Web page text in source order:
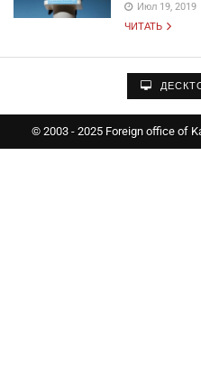
Июл 19, 2019
ЧИТАТЬ
© 2003 - 2025 Foreign office of